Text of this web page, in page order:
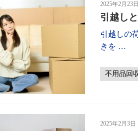
2025年2月23日
引越し
引越しの
きを …
不用品回
2025年2月3日